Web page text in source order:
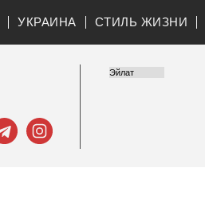
УКРАИНА СТИЛЬ ЖИЗНИ